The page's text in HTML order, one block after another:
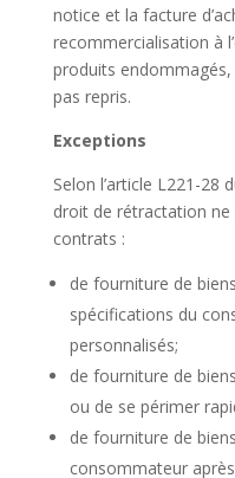
notice et la facture
recommercialisation à
produits
pas repris.
Exceptions
Selon l’article L221-28
droit de rétractation
contrats :
de fourniture de
spécifications du
personnalisés;
de fourniture de
ou de se périmer
de fourniture de
consommateur